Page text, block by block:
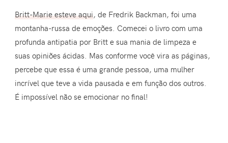
Britt-Marie esteve aqui, de Fredrik Backman, foi uma
montanha-russa de emoções. Comecei o livro com uma
profunda antipatia por Britt e sua mania de limpeza e
suas opiniões ácidas. Mas conforme você vira as páginas,
percebe que essa é uma grande pessoa, uma mulher
incrível que teve a vida pausada e em função dos outros.
É impossível não se emocionar no final!